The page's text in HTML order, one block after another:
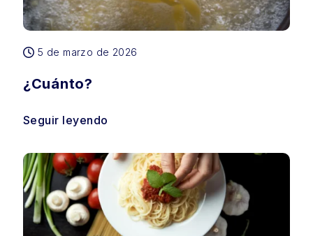
5 de marzo de 2026
¿Cuánto?
Seguir leyendo